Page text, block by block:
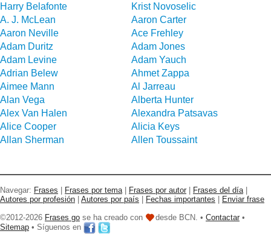
Harry Belafonte
Krist Novoselic
A. J. McLean
Aaron Carter
Aaron Neville
Ace Frehley
Adam Duritz
Adam Jones
Adam Levine
Adam Yauch
Adrian Belew
Ahmet Zappa
Aimee Mann
Al Jarreau
Alan Vega
Alberta Hunter
Alex Van Halen
Alexandra Patsavas
Alice Cooper
Alicia Keys
Allan Sherman
Allen Toussaint
Navegar: Frases | Frases por tema | Frases por autor | Frases del día |
Autores por profesión | Autores por país | Fechas importantes | Enviar frase
©2012-2026 Frases go se ha creado con desde BCN. • Contactar •
Sitemap • Síguenos en